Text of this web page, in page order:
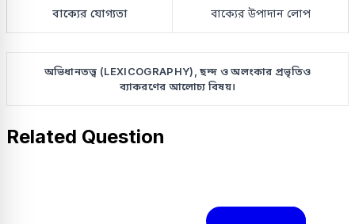
বাক্যের যোগ্যতা বাক্যের উপাদান লোপ
অভিধানতত্ত্ব (LEXICOGRAPHY), ছন্দ ও অলংকার প্রভৃতিও
ব্যাকরণের আলোচ্য বিষয়।
Related Question